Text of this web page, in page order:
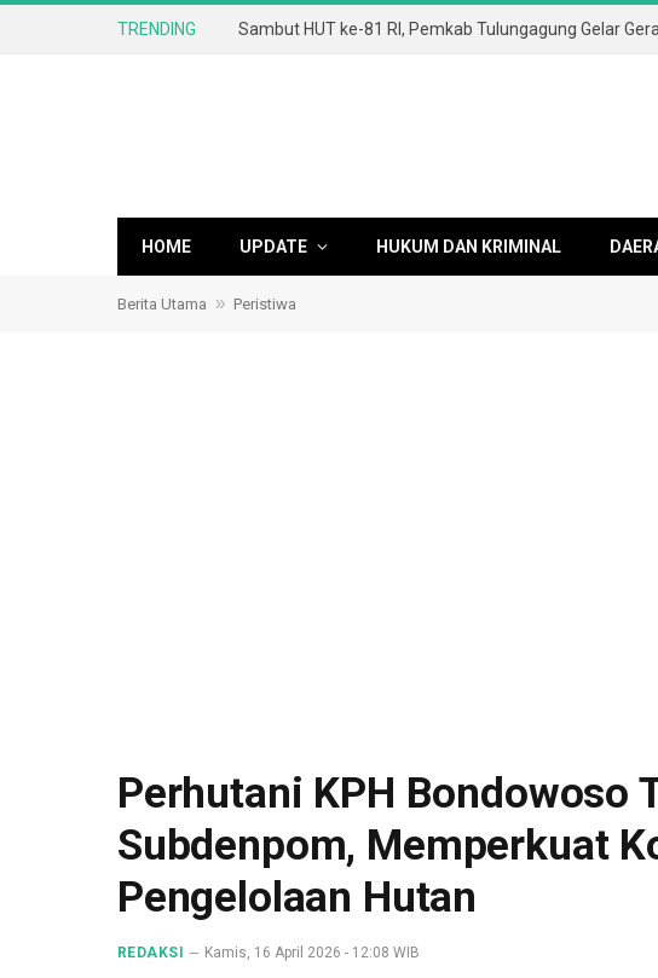
TRENDING
HOME UPDATE HUKUM DAN KRIMINAL
Berita Utama » Peristiwa
Perhutani KPH Bondowoso
Subdenpom, Memperkuat
Pengelolaan Hutan
REDAKSI Kamis, 16 April 2026 - 12:08 WIB